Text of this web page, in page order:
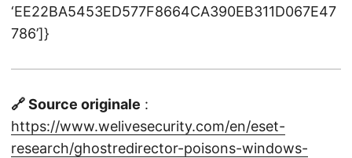
‘EE22BA5453ED577F8664CA390EB311D067E47
786’]}
🔗 Source originale :
https://www.welivesecurity.com/en/eset-
research/ghostredirector-poisons-windows-